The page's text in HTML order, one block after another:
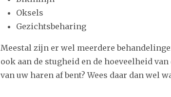
Oksels
Gezichtsbeharing
Meestal zijn er wel meerdere
ook aan de stugheid en de hoeveelheid
van uw haren af bent? Wees daar dan wel